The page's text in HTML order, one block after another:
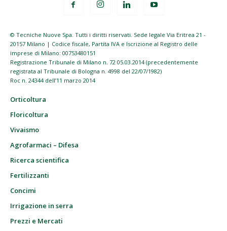
© Tecniche Nuove Spa. Tutti i diritti riservati. Sede legale Via Eritrea 21 -
20157 Milano | Codice fiscale, Partita IVA e Iscrizione al Registro delle
imprese di Milano: 00753480151
Registrazione Tribunale di Milano n. 72 05.03.2014 (precedentemente
registrata al Tribunale di Bologna n. 4998 del 22/07/1982)
Roc n. 24344 dell’11 marzo 2014
Orticoltura
Floricoltura
Vivaismo
Agrofarmaci – Difesa
Ricerca scientifica
Fertilizzanti
Concimi
Irrigazione in serra
Prezzi e Mercati